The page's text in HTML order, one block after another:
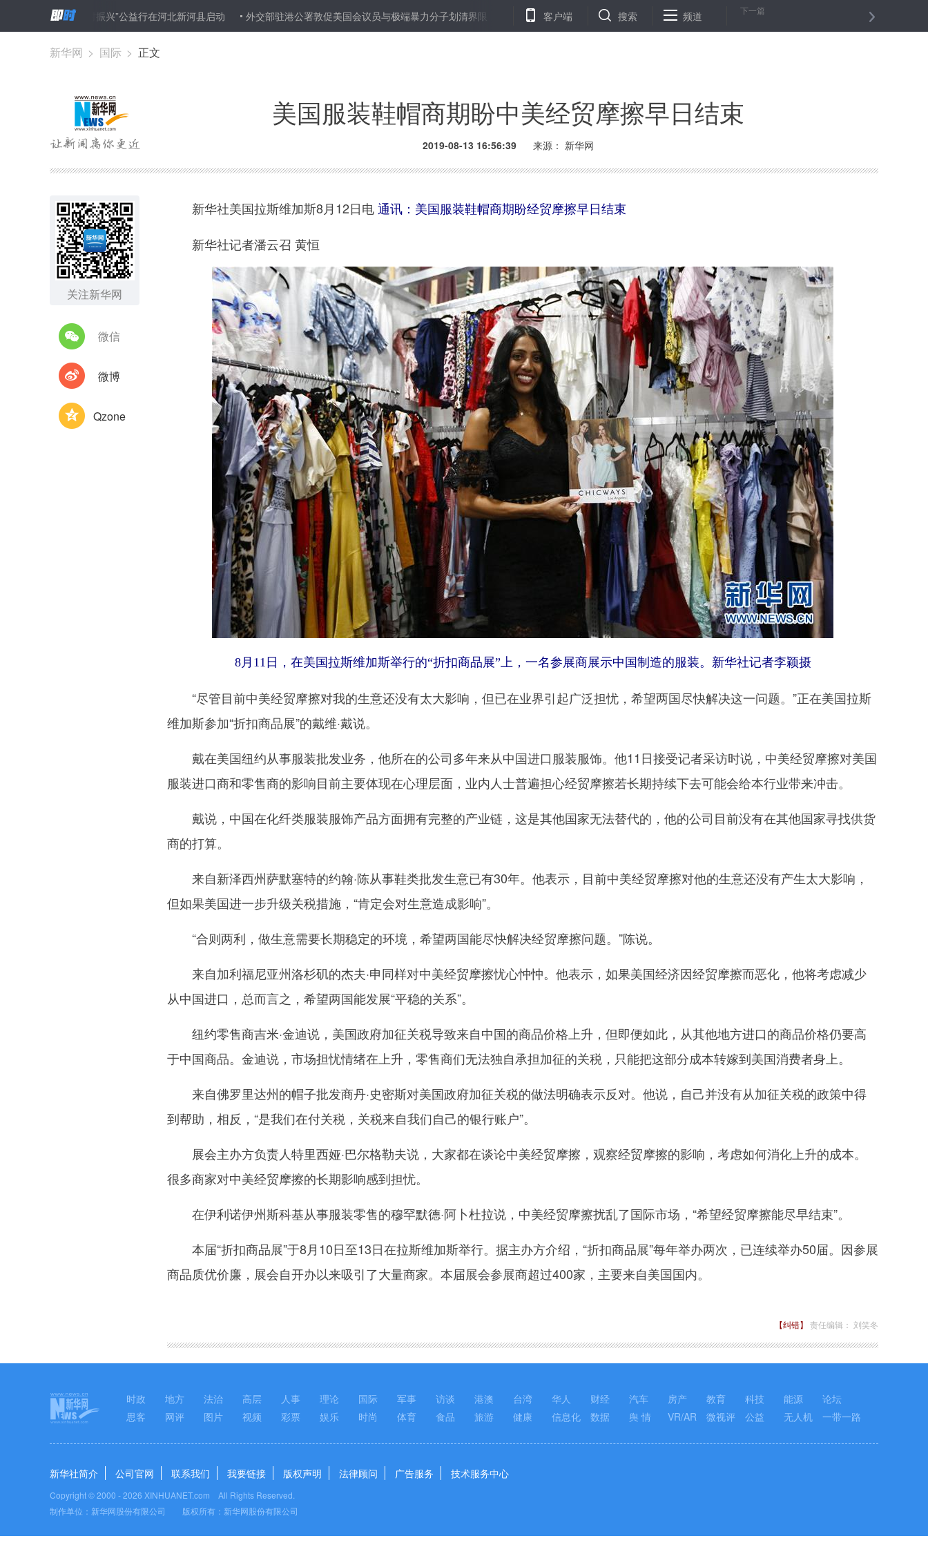
命，促进乡村振兴”公益行在河北新河县启动 外交部驻港公署敦促美国会议员与极端暴力分子划清界限 天津唯一“全域城市化”涉农区2021年将实现30万农民全部还迁 香港舆论：以有力手段应对暴力等恶
客户端 搜索 频道 下一篇
新华网 > 国际 > 正文
美国服装鞋帽商期盼中美经贸摩擦早日结束
2019-08-13 16:56:39 来源： 新华网
关注新华网
微信
微博
Qzone
新华社美国拉斯维加斯8月12日电通讯：美国服装鞋帽商期盼经贸摩擦早日结束
新华社记者潘云召 黄恒
8月11日，在美国拉斯维加斯举行的“折扣商品展”上，一名参展商展示中国制造的服装。新华社记者李颖摄
“尽管目前中美经贸摩擦对我的生意还没有太大影响，但已在业界引起广泛担忧，希望两国尽快解决这一问题。”正在美国拉斯
维加斯参加“折扣商品展”的戴维·戴说。
戴在美国纽约从事服装批发业务，他所在的公司多年来从中国进口服装服饰。他11日接受记者采访时说，中美经贸摩擦对美国
服装进口商和零售商的影响目前主要体现在心理层面，业内人士普遍担心经贸摩擦若长期持续下去可能会给本行业带来冲击。
戴说，中国在化纤类服装服饰产品方面拥有完整的产业链，这是其他国家无法替代的，他的公司目前没有在其他国家寻找供货
商的打算。
来自新泽西州萨默塞特的约翰·陈从事鞋类批发生意已有30年。他表示，目前中美经贸摩擦对他的生意还没有产生太大影响，
但如果美国进一步升级关税措施，“肯定会对生意造成影响”。
“合则两利，做生意需要长期稳定的环境，希望两国能尽快解决经贸摩擦问题。”陈说。
来自加利福尼亚州洛杉矶的杰夫·申同样对中美经贸摩擦忧心忡忡。他表示，如果美国经济因经贸摩擦而恶化，他将考虑减少
从中国进口，总而言之，希望两国能发展“平稳的关系”。
纽约零售商吉米·金迪说，美国政府加征关税导致来自中国的商品价格上升，但即便如此，从其他地方进口的商品价格仍要高
于中国商品。金迪说，市场担忧情绪在上升，零售商们无法独自承担加征的关税，只能把这部分成本转嫁到美国消费者身上。
来自佛罗里达州的帽子批发商丹·史密斯对美国政府加征关税的做法明确表示反对。他说，自己并没有从加征关税的政策中得
到帮助，相反，“是我们在付关税，关税来自我们自己的银行账户”。
展会主办方负责人特里西娅·巴尔格勒夫说，大家都在谈论中美经贸摩擦，观察经贸摩擦的影响，考虑如何消化上升的成本。
很多商家对中美经贸摩擦的长期影响感到担忧。
在伊利诺伊州斯科基从事服装零售的穆罕默德·阿卜杜拉说，中美经贸摩擦扰乱了国际市场，“希望经贸摩擦能尽早结束”。
本届“折扣商品展”于8月10日至13日在拉斯维加斯举行。据主办方介绍，“折扣商品展”每年举办两次，已连续举办50届。因参展
商品质优价廉，展会自开办以来吸引了大量商家。本届展会参展商超过400家，主要来自美国国内。
【纠错】 责任编辑： 刘笑冬
时政 地方 法治 高层 人事 理论 国际 军事 访谈 港澳 台湾 华人 财经 汽车 房产 教育 科技 能源
论坛
思客
网评 图片 视频 彩票 娱乐 时尚 体育 食品 旅游 健康 信息化 数据 舆 情 VR/AR 微视评 公益 无人机 一带一路
新华社简介 公司官网 联系我们 我要链接 版权声明 法律顾问 广告服务 技术服务中心
Copyright © 2000 -2026 XINHUANET.com All Rights Reserved.
制作单位：新华网股份有限公司 版权所有：新华网股份有限公司